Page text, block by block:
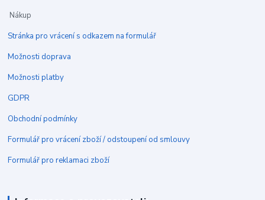
Nákup
Stránka pro vrácení s odkazem na formulář
Možnosti doprava
Možnosti platby
GDPR
Obchodní podmínky
Formulář pro vrácení zboží / odstoupení od smlouvy
Formulář pro reklamaci zboží